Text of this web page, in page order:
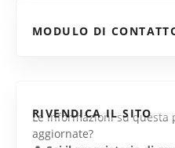
MODULO DI
RIVENDICA IL SITO
Le informazioni su questa
aggiornate?